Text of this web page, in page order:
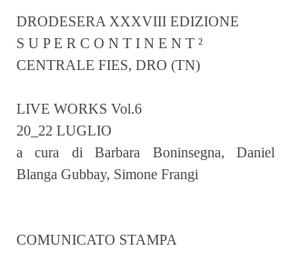
DRODESERA XXXVIII EDIZIONE
S U P E R C O N T I N E N T ²
CENTRALE FIES, DRO (TN)
LIVE WORKS Vol.6
20_22 LUGLIO
a cura di Barbara Boninsegna, Daniel
Blanga Gubbay, Simone Frangi
COMUNICATO STAMPA